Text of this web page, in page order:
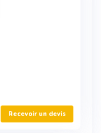
Recevoir un devis